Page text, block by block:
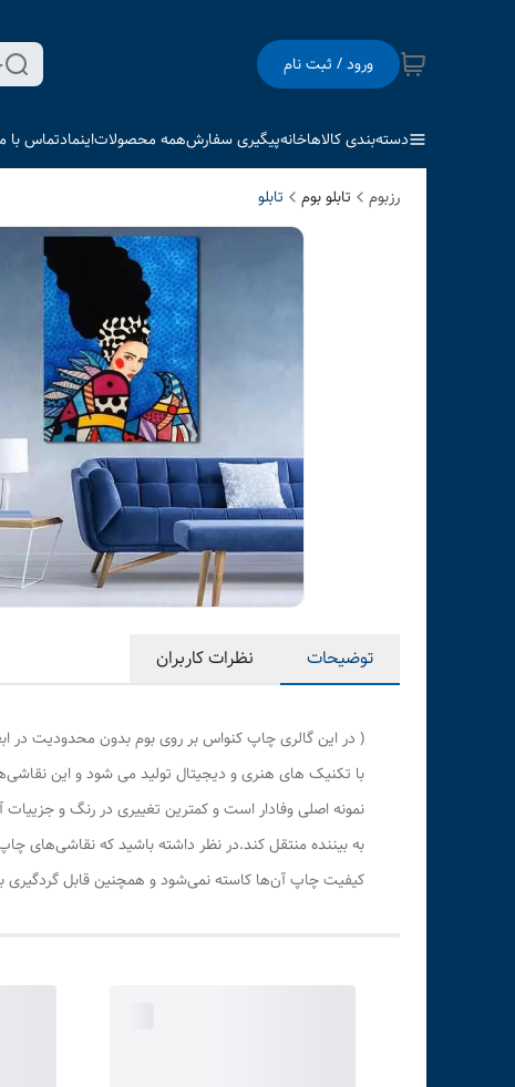
ورود / ثبت نام
دسته‌بندی کالاهاخانهپیگیری سفارشهمه محصولاتاینمادتماس با
رزبوم تابلو بوم تابلو
توضیحات نظرات کاربران
( در این گالری چاپ کنواس بر روی بوم بدون محدودیت در
با تکنیک های هنری و دیجیتال تولید می شود و این
نمونه اصلی وفادار است و کمترین تغییری در رنگ و
به بیننده منتقل کند.در نظر داشته باشید که نقاشی‌های
کیفیت چاپ آن‌ها کاسته نمی‌شود و همچنین قابل گردگیری